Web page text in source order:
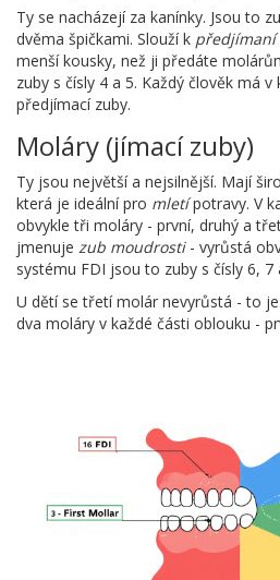
Ty se nacházejí za kanínky. Jsou to
dvěma špičkami. Slouží k předjímaní
menší kousky, než ji předáte
zuby s čísly 4 a 5. Každý člověk má
předjímací zuby.
Moláry (jímací zuby)
Ty jsou největší a nejsilnější. Mají
která je ideální pro mletípotravy. V
obvykle tři moláry - první, druhý a
jmenuje zub moudrosti- vyrůstá
systému FDI jsou to zuby s čísly 6, 7
U dětí se třetí molár nevyrůstá - to
dva moláry v každé části oblouku -